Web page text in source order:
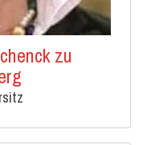
zu